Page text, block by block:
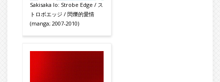
Sakisaka Io: Strobe Edge / ス
トロボエッジ / 閃爍的愛情
(manga; 2007-2010)